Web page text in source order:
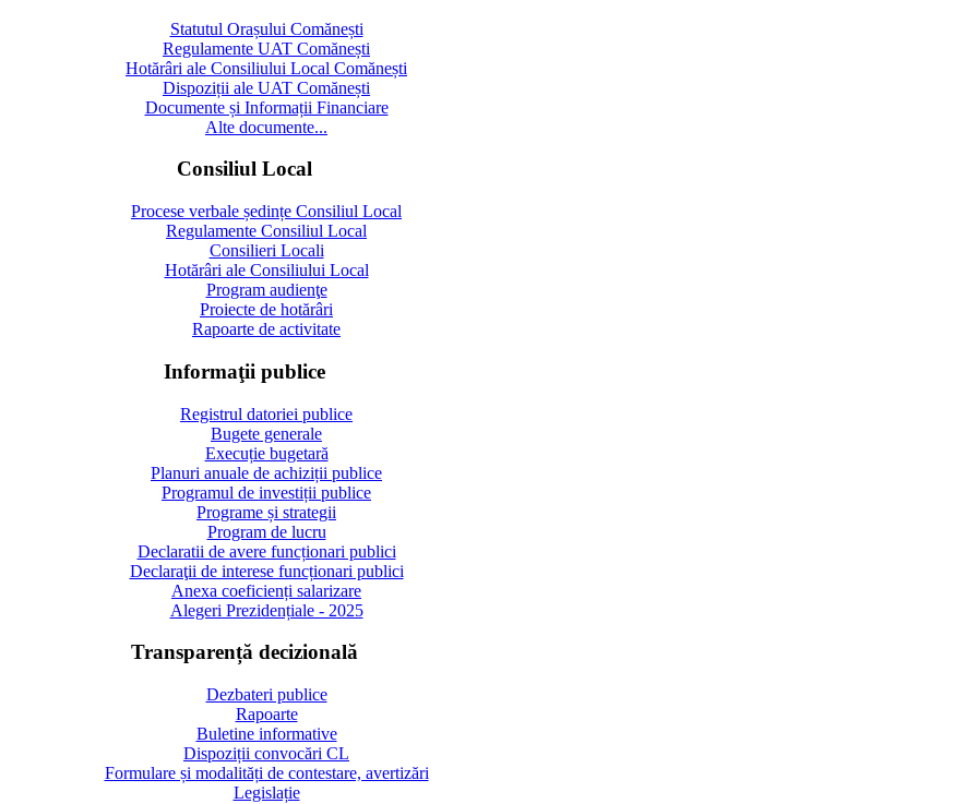
Statutul Orașului Comănești
Regulamente UAT Comănești
Hotărâri ale Consiliului Local Comănești
Dispoziții ale UAT Comănești
Documente și Informații Financiare
Alte documente...
Consiliul Local
Procese verbale ședințe Consiliul Local
Regulamente Consiliul Local
Consilieri Locali
Hotărâri ale Consiliului Local
Program audienţe
Proiecte de hotărâri
Rapoarte de activitate
Informaţii publice
Registrul datoriei publice
Bugete generale
Execuție bugetară
Planuri anuale de achiziții publice
Programul de investiții publice
Programe și strategii
Program de lucru
Declaratii de avere funcționari publici
Declaraţii de interese funcționari publici
Anexa coeficienți salarizare
Alegeri Prezidențiale - 2025
Transparență decizională
Dezbateri publice
Rapoarte
Buletine informative
Dispoziții convocări CL
Formulare și modalități de contestare, avertizări
Legislație